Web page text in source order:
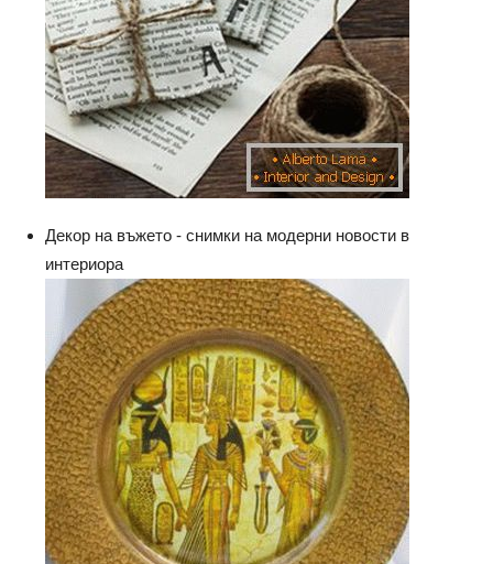
Декор на въжето - снимки на модерни новости в
интериора